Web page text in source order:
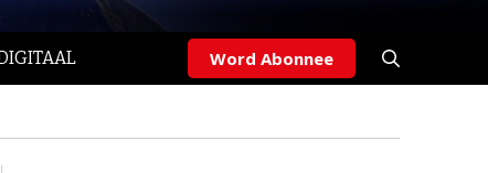
Word Abonnee